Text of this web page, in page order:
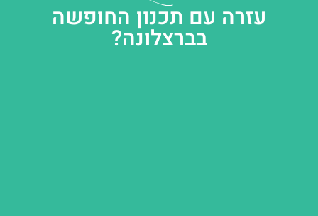
עזרה עם תכנון החופשה
בברצלונה?